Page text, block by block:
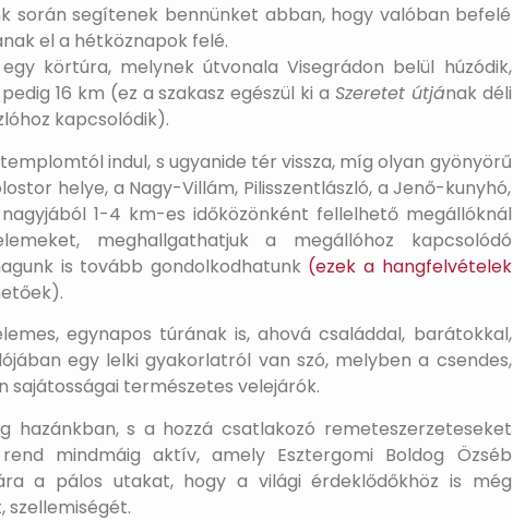
során segítenek bennünket abban, hogy valóban befelé
el a hétköznapok felé.
körtúra, melynek útvonala Visegrádon belül húzódik,
16 km (ez a szakasz egészül ki a Szeretet útjának déli
kapcsolódik).
indul, s ugyanide tér vissza, míg olyan gyönyörű
helye, a Nagy-Villám, Pilisszentlászló, a Jenő-kunyhó,
1-4 km-es időközönként fellelhető megállóknál
meghallgathatjuk a megállóhoz kapcsolódó
is tovább gondolkodhatunk (ezek a hangfelvételek
egynapos túrának is, ahová családdal, barátokkal,
egy lelki gyakorlatról van szó, melyben a csendes,
természetes velejárók.
hazánkban, s a hozzá csatlakozó remeteszerzeteseket
mindmáig aktív, amely Esztergomi Boldog Özséb
a pálos utakat, hogy a világi érdeklődőkhöz is még
szellemiségét.